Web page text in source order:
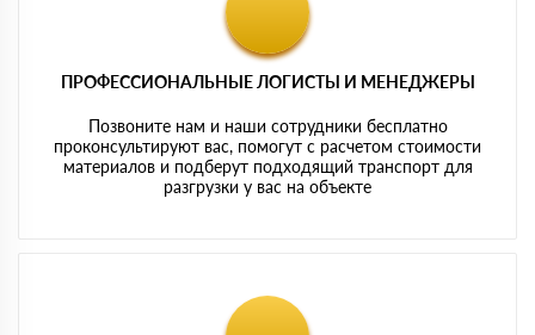
ПРОФЕССИОНАЛЬНЫЕ ЛОГИСТЫ И МЕНЕДЖЕРЫ
Позвоните нам и наши сотрудники бесплатно
проконсультируют вас, помогут с расчетом стоимости
материалов и подберут подходящий транспорт для
разгрузки у вас на объекте